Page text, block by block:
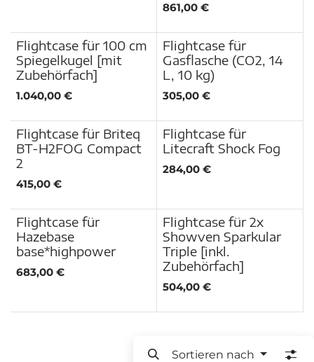
861,00€
Flightcase für 100 cm
Spiegelkugel [mit
Zubehörfach]
1.040,00 €
Flightcase für
Gasflasche (CO2, 14
L, 10 kg)
305,00€
Flightcase für Briteq
BT-H2FOG Compact
2
415,00 €
Flightcase für
Litecraft Shock Fog
284,00€
Flightcase für
Hazebase
base*highpower
683,00 €
Flightcase für 2x
Showven Sparkular
Triple [inkl.
Zubehörfach]
504,00€
Sortieren nach